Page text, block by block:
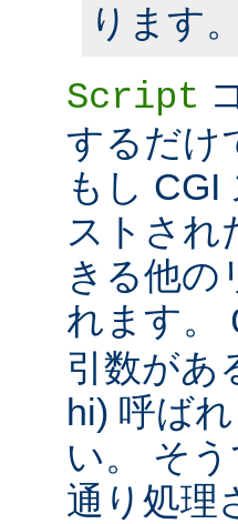
ります。
Script
するだけ
もし
ストされ
きる他の
れます。
引数があ
hi) 呼ば
い。 そ
通り処理